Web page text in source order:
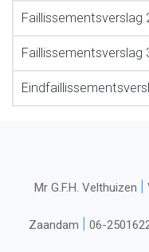
Faillissementsverslag
Faillissementsverslag
Mr G.F.H. Velthuizen |
Zaandam | 06-